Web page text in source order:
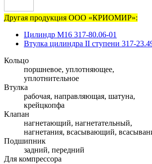
Другая продукция ООО «КРИОМИР»:
Цилиндр М16 317-80.06-01
Втулка цилиндра II ступени 317-
Кольцо
поршневое, уплотняющее,
уплотнительное
Втулка
рабочая, направляющая, шатуна,
крейцкопфа
Клапан
нагнетающий, нагнетательный,
нагнетания, всасывающий,
Подшипник
задний, передний
Для компрессора